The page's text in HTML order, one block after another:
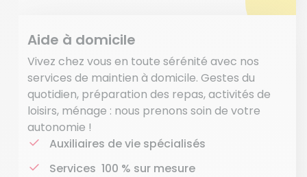
Aide à domicile
Vivez chez vous en toute sérénité avec nos
services de maintien à domicile. Gestes du
quotidien, préparation des repas, activités de
loisirs, ménage : nous prenons soin de votre
autonomie !
Auxiliaires de vie spécialisés
Services 100 % sur mesure